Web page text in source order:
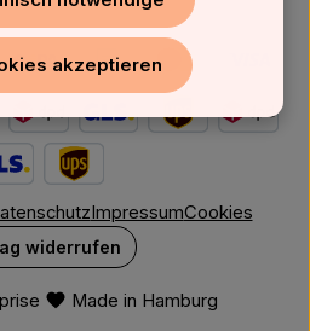
Made in Hamburg
ImpressumCookies
widerrufen
akzeptieren